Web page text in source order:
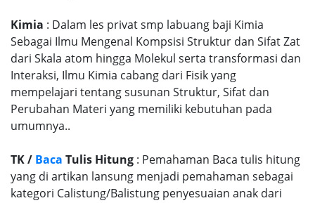
Kimia : Dalam les privat smp labuang baji Kimia
Sebagai Ilmu Mengenal Kompsisi Struktur dan Sifat Zat
dari Skala atom hingga Molekul serta transformasi dan
Interaksi, Ilmu Kimia cabang dari Fisik yang
mempelajari tentang susunan Struktur, Sifat dan
Perubahan Materi yang memiliki kebutuhan pada
umumnya..
TK / Baca Tulis Hitung : Pemahaman Baca tulis hitung
yang di artikan lansung menjadi pemahaman sebagai
kategori Calistung/Balistung penyesuaian anak dari